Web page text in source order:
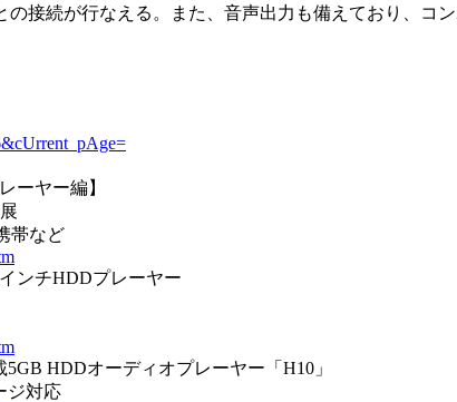
の接続が行なえる。また、音声出力も備えており、コ
ーヤー編】
帯など
ンチHDDプレーヤー
HDDオーディオプレーヤー「H10」
ジ対応